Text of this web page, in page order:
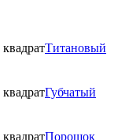
Титановый
Губчатый
Порошок